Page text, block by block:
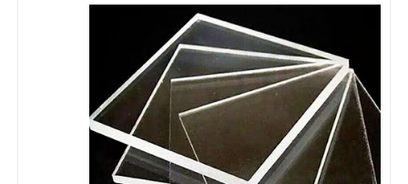
خط اکستروژن ورق های ترمو مولف
خط تولید ورق PP
خط اکستروژن باند بندی لبه های PVC